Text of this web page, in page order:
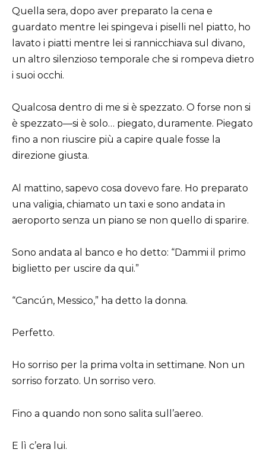
Quella sera, dopo aver preparato la cena e
guardato mentre lei spingeva i piselli nel piatto, ho
lavato i piatti mentre lei si rannicchiava sul divano,
un altro silenzioso temporale che si rompeva dietro
i suoi occhi.
Qualcosa dentro di me si è spezzato. O forse non si
è spezzato—si è solo… piegato, duramente. Piegato
fino a non riuscire più a capire quale fosse la
direzione giusta.
Al mattino, sapevo cosa dovevo fare. Ho preparato
una valigia, chiamato un taxi e sono andata in
aeroporto senza un piano se non quello di sparire.
Sono andata al banco e ho detto: “Dammi il primo
biglietto per uscire da qui.”
“Cancún, Messico,” ha detto la donna.
Perfetto.
Ho sorriso per la prima volta in settimane. Non un
sorriso forzato. Un sorriso vero.
Fino a quando non sono salita sull’aereo.
E lì c’era lui.